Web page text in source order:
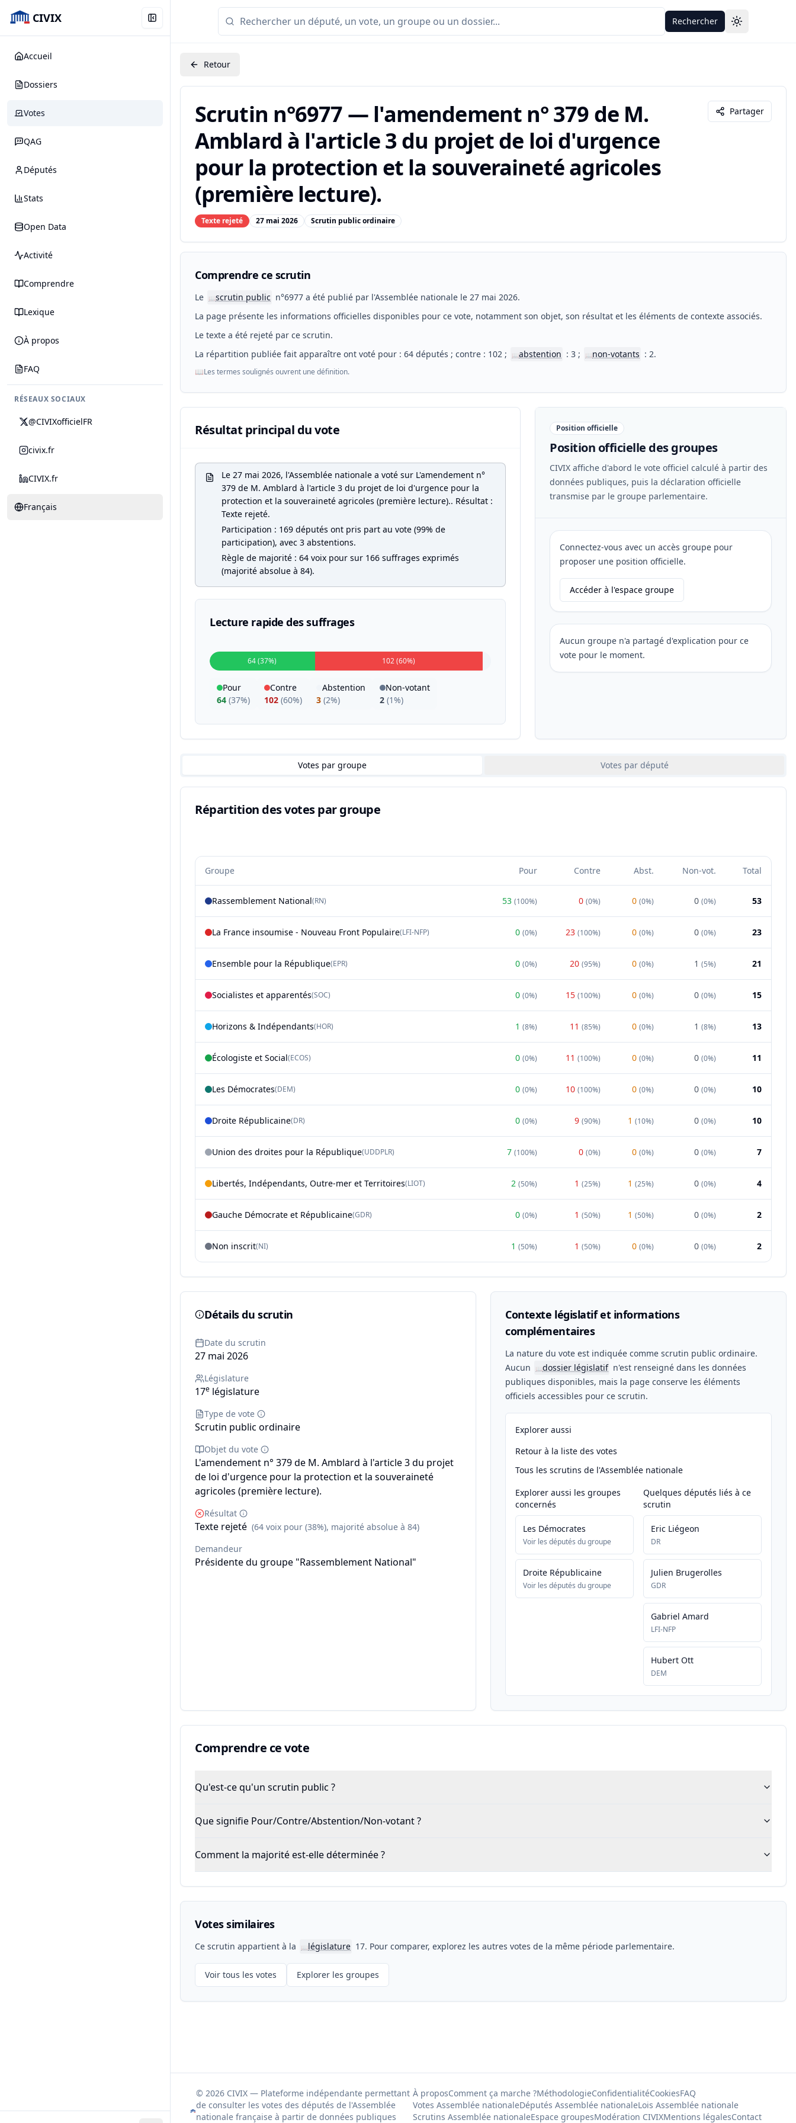
CIVIX
Accueil
Dossiers
Votes
QAG
Députés
Stats
Open Data
Activité
Comprendre
Lexique
À propos
FAQ
RÉSEAUX SOCIAUX
@CIVIXofficielFR
civix.fr
CIVIX.fr
Français
Rechercher Toggle theme
Retour
Scrutin n°6977 — l'amendement n° 379 de M.
Amblard à l'article 3 du projet de loi d'urgence
pour la protection et la souveraineté agricoles
(première lecture).
Texte rejeté 27 mai 2026 Scrutin public ordinaire
Partager
Comprendre ce scrutin
Le 📖scrutin public n°6977 a été publié par l'Assemblée nationale le 27 mai 2026.
La page présente les informations officielles disponibles pour ce vote, notamment son objet, son résultat et les éléments de contexte associés.
Le texte a été rejeté par ce scrutin.
La répartition publiée fait apparaître ont voté pour : 64 députés ; contre : 102 ;
📖abstention : 3 ; 📖non-votants : 2.
📖Les termes soulignés ouvrent une définition.
Résultat principal du vote
Le 27 mai 2026, l'Assemblée nationale a voté sur L'amendement n°
379 de M. Amblard à l'article 3 du projet de loi d'urgence pour la
protection et la souveraineté agricoles (première lecture).. Résultat :
Texte rejeté.
Participation : 169 députés ont pris part au vote (99% de
participation), avec 3 abstentions.
Règle de majorité : 64 voix pour sur 166 suffrages exprimés
(majorité absolue à 84).
Lecture rapide des suffrages
64 (37%) 102 (60%)
Pour
64 (37%)
Contre
102 (60%)
Abstention
3 (2%)
Non-votant
2 (1%)
Position officielle
Position officielle des groupes
CIVIX affiche d'abord le vote officiel calculé à partir des
données publiques, puis la déclaration officielle
transmise par le groupe parlementaire.
Connectez-vous avec un accès groupe pour
proposer une position officielle.
Accéder à l'espace groupe
Aucun groupe n'a partagé d'explication pour ce
vote pour le moment.
Votes par groupe Votes par député
Répartition des votes par groupe
Groupe Pour Contre Abst. Non-vot. Total
Rassemblement National(RN) 53 (100%) 0 (0%) 0 (0%) 0 (0%) 53
La France insoumise - Nouveau Front Populaire(LFI-NFP) 0 (0%) 23 (100%) 0 (0%) 0 (0%) 23
Ensemble pour la République(EPR) 0 (0%) 20 (95%) 0 (0%) 1 (5%) 21
Socialistes et apparentés(SOC) 0 (0%) 15 (100%) 0 (0%) 0 (0%) 15
Horizons & Indépendants(HOR) 1 (8%) 11 (85%) 0 (0%) 1 (8%) 13
Écologiste et Social(ECOS) 0 (0%) 11 (100%) 0 (0%) 0 (0%) 11
Les Démocrates(DEM) 0 (0%) 10 (100%) 0 (0%) 0 (0%) 10
Droite Républicaine(DR) 0 (0%) 9 (90%) 1 (10%) 0 (0%) 10
Union des droites pour la République(UDDPLR) 7 (100%) 0 (0%) 0 (0%) 0 (0%) 7
Libertés, Indépendants, Outre-mer et Territoires(LIOT) 2 (50%) 1 (25%) 1 (25%) 0 (0%) 4
Gauche Démocrate et Républicaine(GDR) 0 (0%) 1 (50%) 1 (50%) 0 (0%) 2
Non inscrit(NI) 1 (50%) 1 (50%) 0 (0%) 0 (0%) 2
Détails du scrutin
Date du scrutin
27 mai 2026
Législature
17e législature
Type de vote
Scrutin public ordinaire
Objet du vote
L'amendement n° 379 de M. Amblard à l'article 3 du projet
de loi d'urgence pour la protection et la souveraineté
agricoles (première lecture).
Résultat
Texte rejeté (64 voix pour (38%), majorité absolue à 84)
Demandeur
Présidente du groupe "Rassemblement National"
Contexte législatif et informations
complémentaires
La nature du vote est indiquée comme scrutin public ordinaire.
Aucun
📖dossier législatif n'est renseigné dans les données
publiques disponibles, mais la page conserve les éléments
officiels accessibles pour ce scrutin.
Explorer aussi
Retour à la liste des votes
Tous les scrutins de l'Assemblée nationale
Explorer aussi les groupes
concernés
Les Démocrates
Voir les députés du groupe
Droite Républicaine
Voir les députés du groupe
Quelques députés liés à ce
scrutin
Eric Liégeon
DR
Julien Brugerolles
GDR
Gabriel Amard
LFI-NFP
Hubert Ott
DEM
Comprendre ce vote
Qu'est-ce qu'un scrutin public ?
Que signifie Pour/Contre/Abstention/Non-votant ?
Comment la majorité est-elle déterminée ?
Votes similaires
Ce scrutin appartient à la 📖législature 17. Pour comparer, explorez les autres votes de la même période parlementaire.
Voir tous les votes Explorer les groupes
© 2026 CIVIX — Plateforme indépendante permettant
de consulter les votes des députés de l'Assemblée
nationale française à partir de données publiques
À proposComment ça marche ?MéthodologieConfidentialitéCookiesFAQ
Votes Assemblée nationaleDéputés Assemblée nationaleLois Assemblée nationale
Scrutins Assemblée nationaleEspace groupesModération CIVIXMentions légalesContact